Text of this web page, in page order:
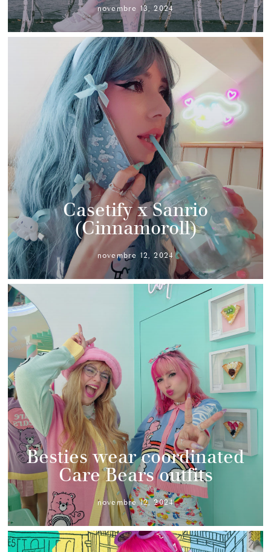
novembre 13, 2024
Casetify x Sanrio
(Cinnamoroll)
novembre 12, 2024
Besties wear coordinated
Care Bears outfits
novembre 12, 2024